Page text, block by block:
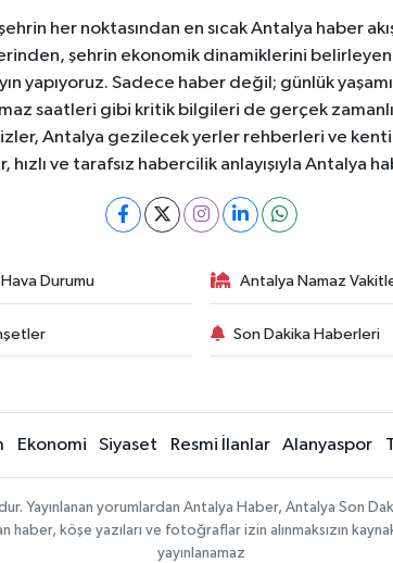
her noktasından en sıcak Antalya haber
şehrin ekonomik dinamiklerini
yapıyoruz. Sadece haber değil; günlük
saatleri gibi kritik bilgileri de gerçek
Antalya gezilecek yerler rehberleri ve kentin
ve tarafsız habercilik anlayışıyla Antalya
Durumu Antalya Namaz
Son Dakika Haberleri
Ekonomi Siyaset Resmi İlanlar Alanyaspor
Yayınlanan yorumlardan Antalya Haber, Antalya Son
haber, köşe yazıları ve fotoğraflar izin alınmaksızın
yayınlanamaz